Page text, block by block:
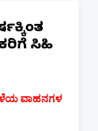
ಸಿಹಿ
ವಾಹನಗಳ